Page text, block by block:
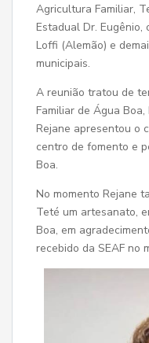
Agricultura Familiar,
Estadual Dr. Eugênio,
Loffi (Alemão) e
municipais.
A reunião tratou de
Familiar de Água
Rejane apresentou o
centro de fomento e
Boa.
No momento Rejane
Teté um artesanato,
Boa, em
recebido da SEAF no